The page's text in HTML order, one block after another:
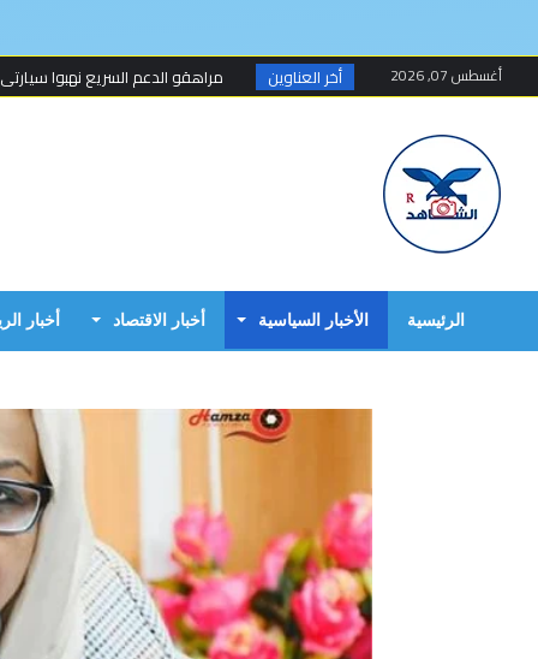
أغسطس 07, 2026 أخر العناوين
مراهقو الدعم السريع نهبوا
الرئيسية الأخبار السياسية أخبار الاقتصاد أخبار